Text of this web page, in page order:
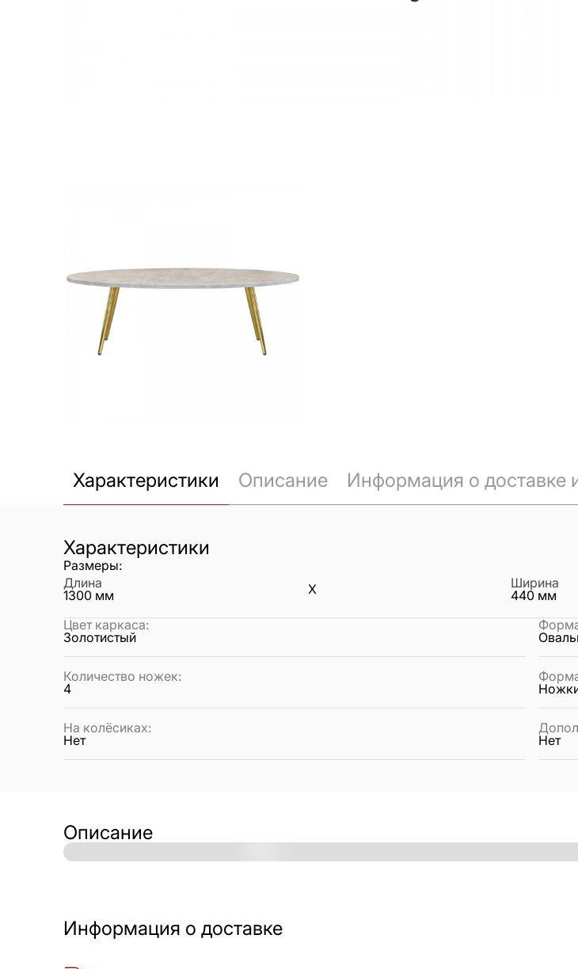
Характеристики Описание Информация о доставке
Характеристики
Размеры:
Длина
1300 мм X
Ширина
440 мм
Цвет каркаса:
Золотистый
Количество ножек:
4
На колёсиках:
Нет
Нет
Описание
Информация о доставке